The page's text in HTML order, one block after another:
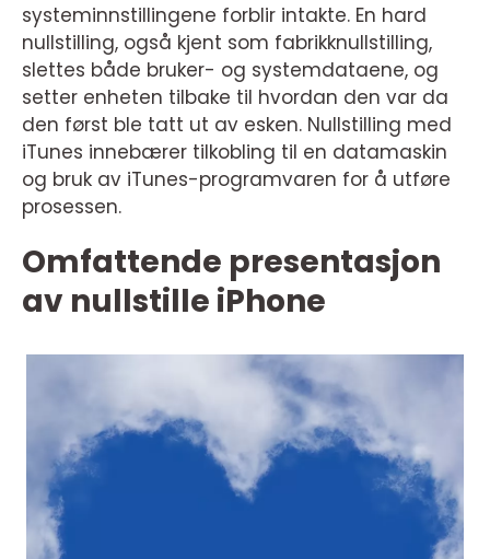
systeminnstillingene forblir intakte. En hard
nullstilling, også kjent som fabrikknullstilling,
slettes både bruker- og systemdataene, og
setter enheten tilbake til hvordan den var da
den først ble tatt ut av esken. Nullstilling med
iTunes innebærer tilkobling til en datamaskin
og bruk av iTunes-programvaren for å utføre
prosessen.
Omfattende presentasjon
av nullstille iPhone